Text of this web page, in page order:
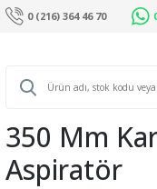
0 (216) 364 46 70
350 Mm
Aspiratör